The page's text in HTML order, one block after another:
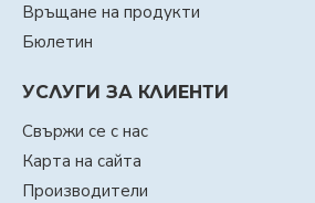
Връщане на продукти
Бюлетин
УСЛУГИ ЗА КЛИЕНТИ
Свържи се с нас
Карта на сайта
Производители